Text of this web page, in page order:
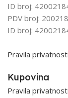
ID broj:
PDV broj:
ID broj:
Pravila privatnosti
Kupovina
Pravila privatnosti